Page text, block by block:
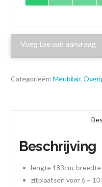
Voeg toe aan aanvraag
Categorieën:Meubilair,
Beschrijving
lengte 183cm,
zitplaatsen voor 6 – 10